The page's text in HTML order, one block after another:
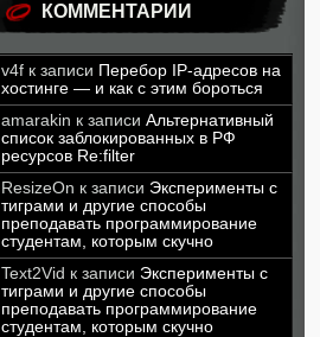
КОММЕНТАРИИ
v4f к записи Перебор IP-адресов на
хостинге — и как с этим бороться
amarakin к записи Альтернативный
список заблокированных в РФ
ресурсов Re:filter
ResizeOn к записи Эксперименты с
тиграми и другие способы
преподавать программирование
студентам, которым скучно
Text2Vid к записи Эксперименты с
тиграми и другие способы
преподавать программирование
студентам, которым скучно